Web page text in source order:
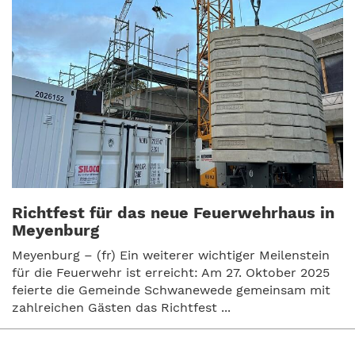
Richtfest für das neue Feuerwehrhaus in
Meyenburg
Meyenburg – (fr) Ein weiterer wichtiger Meilenstein
für die Feuerwehr ist erreicht: Am 27. Oktober 2025
feierte die Gemeinde Schwanewede gemeinsam mit
zahlreichen Gästen das Richtfest ...